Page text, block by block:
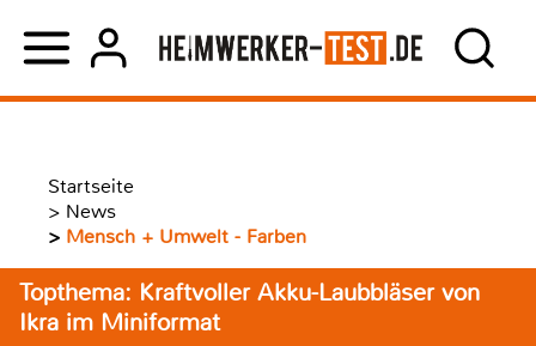
Startseite
> News
> Mensch + Umwelt - Farben
Topthema: Kraftvoller Akku-Laubbläser von
Ikra im Miniformat